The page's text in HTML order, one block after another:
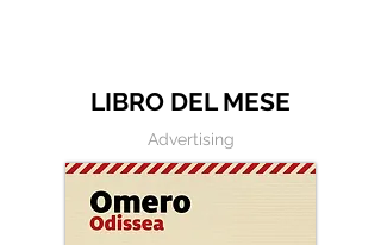
LIBRO DEL MESE
Advertising